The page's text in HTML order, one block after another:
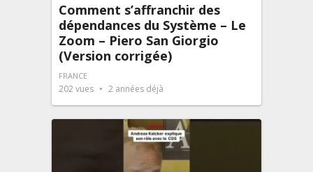
Comment s’affranchir des
dépendances du Système – Le
Zoom – Piero San Giorgio
(Version corrigée)
FRANCE
202vues 2 années déjà